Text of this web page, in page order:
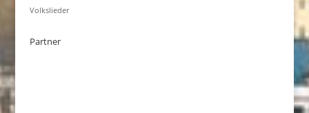
Volkslieder
Partner